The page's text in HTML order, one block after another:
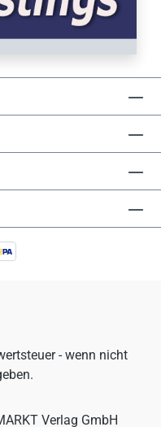
- wenn nicht
Verlag GmbH